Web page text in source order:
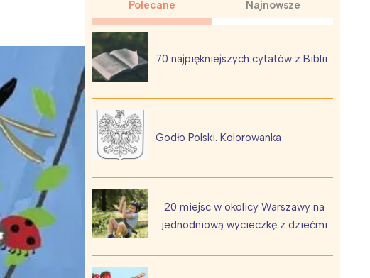
Polecane Najnowsze
70 najpiękniejszych cytatów z Biblii
Godło Polski. Kolorowanka
20 miejsc w okolicy Warszawy na
jednodniową wycieczkę z dziećmi